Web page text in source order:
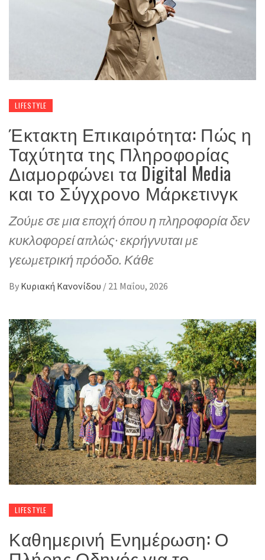
LIFESTYLE
Έκτακτη Επικαιρότητα: Πώς η
Ταχύτητα της Πληροφορίας
Διαμορφώνει τα Digital Media
και το Σύγχρονο Μάρκετινγκ
Ζούμε σε μια εποχή όπου η πληροφορία δεν
κυκλοφορεί απλώς· εκρήγνυται με
γεωμετρική πρόοδο. Κάθε
By Κυριακή Κανονίδου / 21 Μαΐου, 2026
LIFESTYLE
Καθημερινή Ενημέρωση: Ο